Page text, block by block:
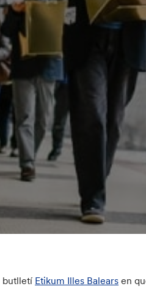
butlletí Etikum Illes Balears en